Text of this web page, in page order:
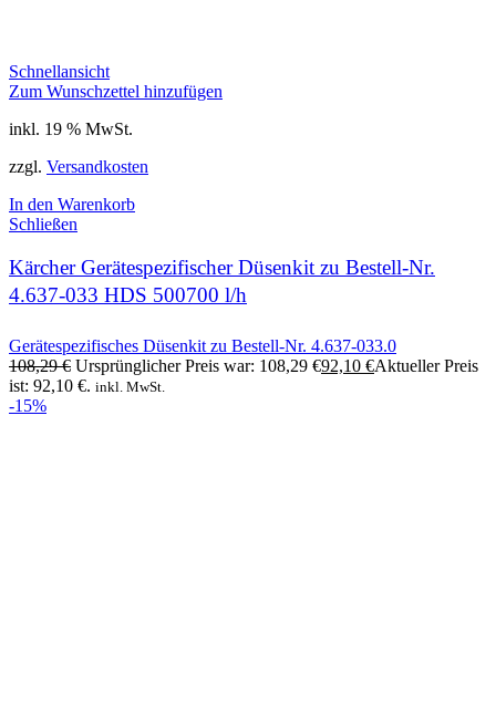
Schnellansicht
Zum Wunschzettel hinzufügen
inkl. 19 % MwSt.
zzgl. Versandkosten
In den Warenkorb
Schließen
Kärcher Gerätespezifischer Düsenkit zu Bestell-Nr.
4.637-033 HDS 500700 l/h
Gerätespezifisches Düsenkit zu Bestell-Nr. 4.637-033.0
108,29€ Ursprünglicher Preis war: 108,29 €92,10 €Aktueller Preis
ist: 92,10 €. inkl. MwSt.
-15%